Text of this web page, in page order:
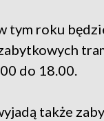
tym roku
do 18.00.
także